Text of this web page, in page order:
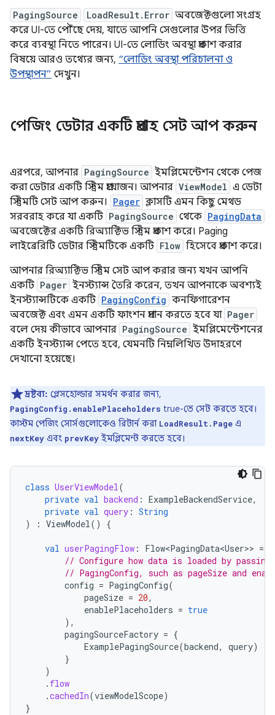
PagingSource LoadResult.Error অবজেক্টগুলো সংগ্রহ
করে UI-তে পৌঁছে দেয়, যাতে আপনি সেগুলোর উপর ভিত্তি
করে ব্যবস্থা নিতে পারেন। UI-তে লোডিং অবস্থা প্রকাশ করার
বিষয়ে আরও তথ্যের জন্য, “লোডিং অবস্থা পরিচালনা ও
উপস্থাপন” দেখুন।
পেজিং ডেটার একটি প্রবাহ সেট আপ করুন
এরপরে, আপনার PagingSource ইমপ্লিমেন্টেশন থেকে পেজ
করা ডেটার একটি স্ট্রিম প্রয়োজন। আপনার ViewModel এ ডেটা
স্ট্রিমটি সেট আপ করুন।
Pager ক্লাসটি এমন কিছু মেথড
সরবরাহ করে যা একটি PagingSource থেকে PagingData
অবজেক্টের একটি রিঅ্যাক্টিভ স্ট্রিম প্রকাশ করে। Paging
লাইব্রেরিটি ডেটার স্ট্রিমটিকে একটি Flow হিসেবে প্রকাশ করে।
আপনার রিঅ্যাক্টিভ স্ট্রিম সেট আপ করার জন্য যখন আপনি
একটি Pager ইনস্ট্যান্স তৈরি করেন, তখন আপনাকে অবশ্যই
ইনস্ট্যান্সটিকে একটি PagingConfig কনফিগারেশন
অবজেক্ট এবং এমন একটি ফাংশন প্রদান করতে হবে যা Pager
বলে দেয় কীভাবে আপনার PagingSource ইমপ্লিমেন্টেশনের
একটি ইনস্ট্যান্স পেতে হবে, যেমনটি নিম্নলিখিত উদাহরণে
দেখানো হয়েছে।
দ্রষ্টব্য: প্লেসহোল্ডার সমর্থন করার জন্য,
PagingConfig.enablePlaceholders true-তে সেট করতে হবে।
কাস্টম পেজিং সোর্সগুলোকেও রিটার্ন করা LoadResult.Page এ
nextKey এবং prevKey ইমপ্লিমেন্ট করতে হবে।
class UserViewModel(
private val backend : ExampleBackendService,
private val query : String
)
: ViewModel() {
val userPagingFlow : Flow<PagingData<User>> =
// Configure how data is loaded by
// PagingConfig, such as pageSize and
config = PagingConfig(
pageSize = 20,
enablePlaceholders = true
),
pagingSourceFactory = {
ExamplePagingSource(backend, query)
}
)
. flow
.cachedIn(viewModelScope)
}